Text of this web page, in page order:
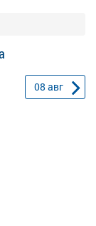
08 авг